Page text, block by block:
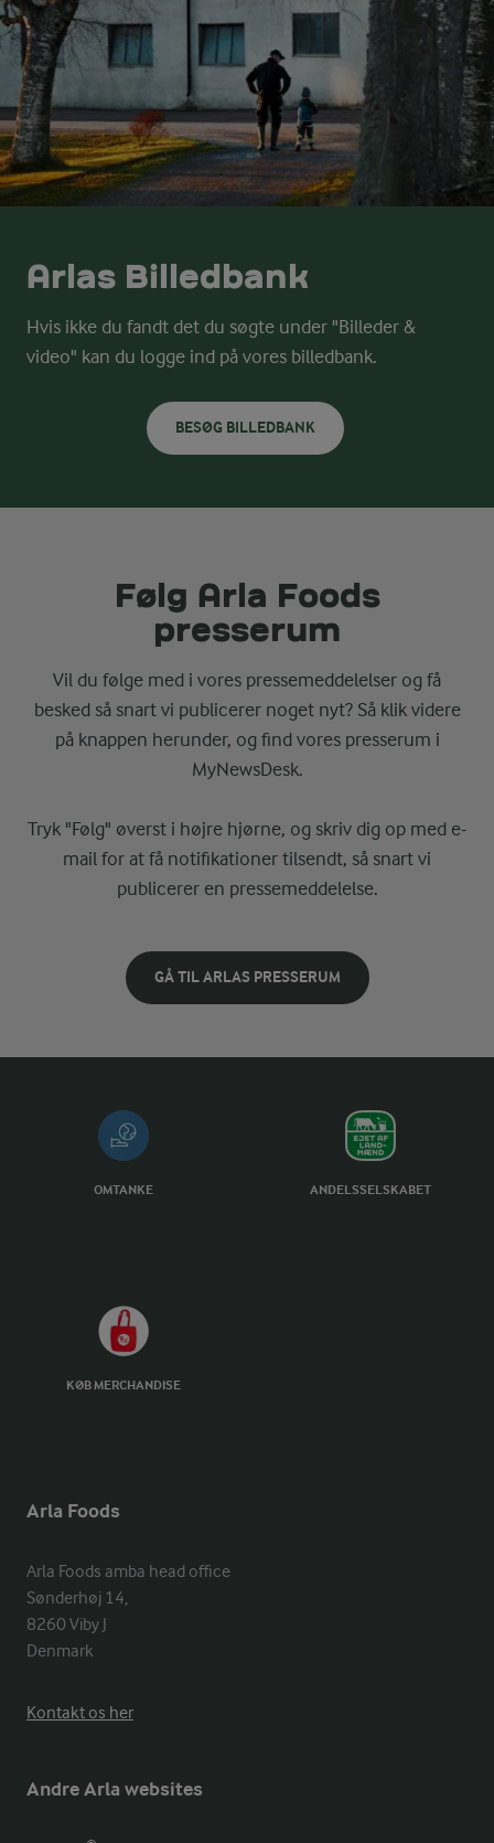
Arlas Billedbank
Hvis ikke du fandt det du søgte under "Billeder &
video" kan du logge ind på vores billedbank.
BESØG BILLEDBANK
Følg Arla Foods
presserum
Vil du følge med i vores pressemeddelelser og få
besked så snart vi publicerer noget nyt? Så klik videre
på knappen herunder, og find vores presserum i
MyNewsDesk.
Tryk "Følg" øverst i højre hjørne, og skriv dig op med e-
mail for at få notifikationer tilsendt, så snart vi
publicerer en pressemeddelelse.
GÅ TIL ARLAS PRESSERUM
OMTANKE ANDELSSELSKABET
KØB MERCHANDISE
Arla Foods
Arla Foods amba head office
Sønderhøj 14,
8260 Viby J
Denmark
Kontakt os her
Andre Arla websites